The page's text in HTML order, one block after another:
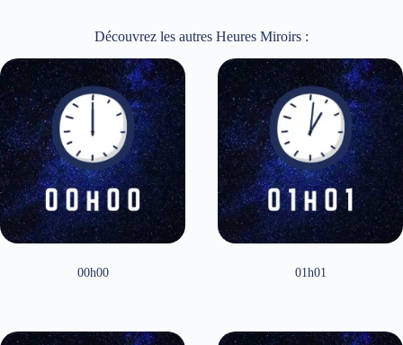
Découvrez les autres Heures Miroirs :
00h00 01h01